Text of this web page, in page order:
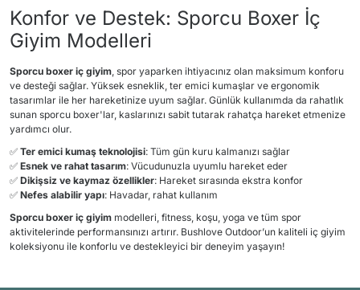
Konfor ve Destek: Sporcu Boxer İç
Giyim Modelleri
Sporcu boxer iç giyim, spor yaparken ihtiyacınız olan maksimum konforu
ve desteği sağlar. Yüksek esneklik, ter emici kumaşlar ve ergonomik
tasarımlar ile her hareketinize uyum sağlar. Günlük kullanımda da rahatlık
sunan sporcu boxer'lar, kaslarınızı sabit tutarak rahatça hareket etmenize
yardımcı olur.
✅ Ter emici kumaş teknolojisi: Tüm gün kuru kalmanızı sağlar
✅ Esnek ve rahat tasarım: Vücudunuzla uyumlu hareket eder
✅ Dikişsiz ve kaymaz özellikler: Hareket sırasında ekstra konfor
✅ Nefes alabilir yapı: Havadar, rahat kullanım
Sporcu boxer iç giyim modelleri, fitness, koşu, yoga ve tüm spor
aktivitelerinde performansınızı artırır. Bushlove Outdoor’un kaliteli iç giyim
koleksiyonu ile konforlu ve destekleyici bir deneyim yaşayın!